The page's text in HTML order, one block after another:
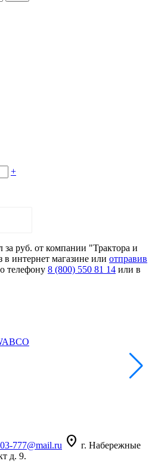
+
руб. от компании "Трактора и
в интернет магазине или отправив
телефону 8 (800) 550 81 14 или в
777@mail.ru location_on г. Набережные
д. 9.